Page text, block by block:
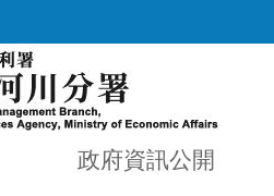
政府資訊公開